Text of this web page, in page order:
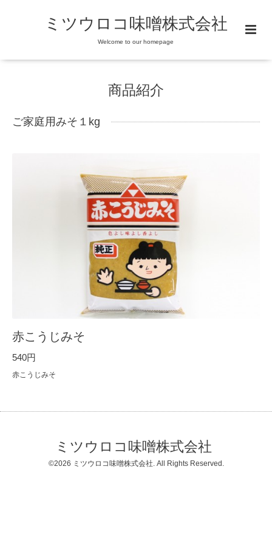
ミツウロコ味噌株式会社
Welcome to our homepage
商品紹介
ご家庭用みそ１kg
赤こうじみそ
540円
赤こうじみそ
ミツウロコ味噌株式会社
©2026 ミツウロコ味噌株式会社. All Rights Reserved.